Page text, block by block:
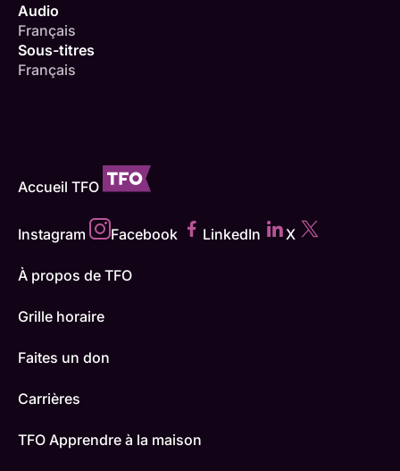
Audio
Français
Sous-titres
Français
Accueil TFO
Instagram Facebook LinkedIn X
À propos de TFO
Grille horaire
Faites un don
Carrières
TFO Apprendre à la maison